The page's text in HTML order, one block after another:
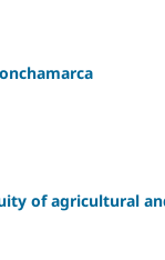
of agricultural